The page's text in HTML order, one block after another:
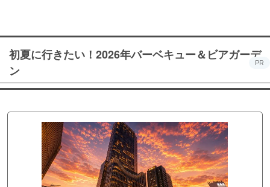
初夏に行きたい！2026年バーベキュー＆ビアガーデ
ン
PR